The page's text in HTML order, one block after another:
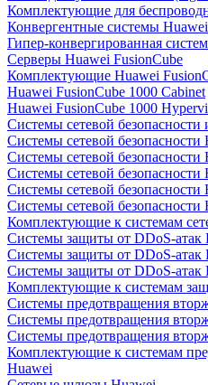
Комплектующие для
Конвергентные системы Huawei
Гипер-конвергированная
Серверы Huawei FusionCube
Комплектующие Huawei
Huawei FusionCube 1000 Cabinet
Huawei FusionCube 1000
Системы сетевой
Системы сетевой безопасности
Системы сетевой
Системы сетевой
Системы сетевой
Системы сетевой
Комплектующие к системам
Системы защиты от DDoS-атак
Системы защиты от DDoS-
Системы защиты от DDoS-
Комплектующие к системам
Системы предотвращения
Системы предотвращения
Системы предотвращения
Комплектующие к системам
Huawei